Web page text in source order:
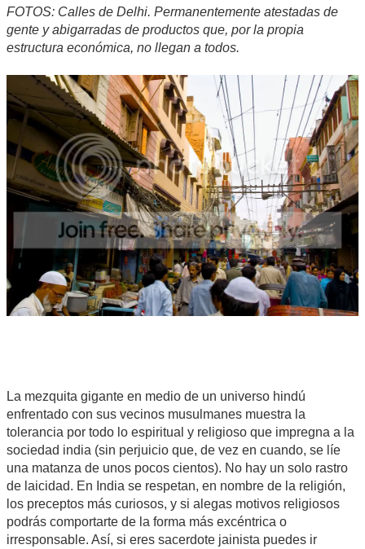
FOTOS: Calles de Delhi. Permanentemente atestadas de
gente y abigarradas de productos que, por la propia
estructura económica, no llegan a todos.
La mezquita gigante en medio de un universo hindú
enfrentado con sus vecinos musulmanes muestra la
tolerancia por todo lo espiritual y religioso que impregna a la
sociedad india (sin perjuicio que, de vez en cuando, se líe
una matanza de unos pocos cientos). No hay un solo rastro
de laicidad. En India se respetan, en nombre de la religión,
los preceptos más curiosos, y si alegas motivos religiosos
podrás comportarte de la forma más excéntrica o
irresponsable. Así, si eres sacerdote jainista puedes ir